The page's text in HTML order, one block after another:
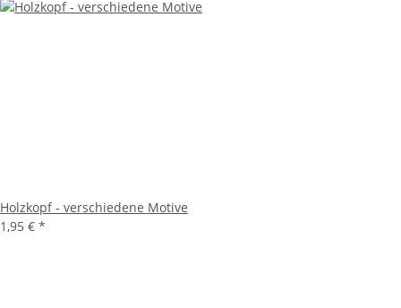
Holzkopf - verschiedene Motive
1,95 € *